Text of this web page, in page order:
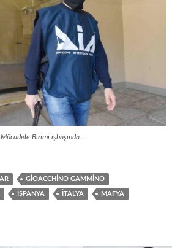
Birimi işbaşında…
GIOACCHINO GAMMINO
İSPANYA İTALYA MAFYA